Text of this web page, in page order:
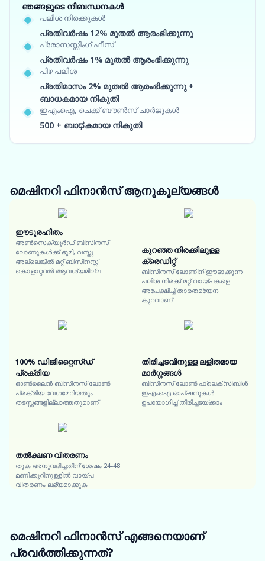
ഞങ്ങളുടെ നിബന്ധനകൾ
പലിശ നിരക്കുകൾ
പ്രതിവർഷം 12% മുതൽ ആരംഭിക്കുന്നു
പ്രോസസ്സിംഗ് ഫീസ്
പ്രതിവർഷം 1% മുതൽ ആരംഭിക്കുന്നു
പിഴ പലിശ
പ്രതിമാസം 2% മുതൽ ആരംഭിക്കുന്നു +
ബാധകമായ നികുതി
ഇഎംഐ, ചെക്ക് ബൗൺസ് ചാർജുകൾ
500 + ബാಧകമായ നികുതി
മെഷിനറി ഫിനാൻസ്ആനുകൂല്യങ്ങൾ
ഈടുരഹിതം
അൺസെക്യൂർഡ് ബിസിനസ്
ലോണുകൾക്ക് ഭൂമി, വസ്തു
അല്ലെങ്കിൽ മറ്റ് ബിസിനസ്സ്
കൊളാറ്ററൽ ആവശ്യമില്ല
കുറഞ്ഞ നിരക്കിലുള്ള
ക്രെഡിറ്റ്
ബിസിനസ് ലോണിന് ഈടാക്കുന്ന
പലിശ നിരക്ക് മറ്റ് വായ്പകളെ
അപേക്ഷിച്ച് താരതമ്യേന
കുറവാണ്
100% ഡിജിറ്റൈസ്ഡ്
പ്രക്രിയ
ഓൺലൈൻ ബിസിനസ് ലോൺ
പ്രക്രിയ വേഗമേറിയതും
തടസ്സങ്ങളില്ലാത്തതുമാണ്
തിരിച്ചടവിനുള്ള ലളിതമായ
മാർഗ്ഗങ്ങൾ
ബിസിനസ് ലോൺ ഫ്ലെക്സിബിൾ
ഇഎംഐ ഓപ്ഷനുകൾ
ഉപയോഗിച്ച് തിരിച്ചടയ്ക്കാം
തൽക്ഷണ വിതരണം
തുക അനുവദിച്ചതിന് ശേഷം 24-48
മണിക്കൂറിനുള്ളിൽ വായ്പ
വിതരണം ലഭ്യമാക്കുക
മെഷിനറി ഫിനാൻസ് എങ്ങനെയാണ്
പ്രവർത്തിക്കുന്നത്?